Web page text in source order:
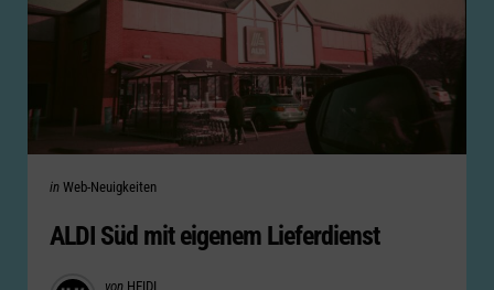
Categories
Posted
in Web-Neuigkeiten
ALDI Süd mit eigenem Lieferdienst
Posted
von HEIDI